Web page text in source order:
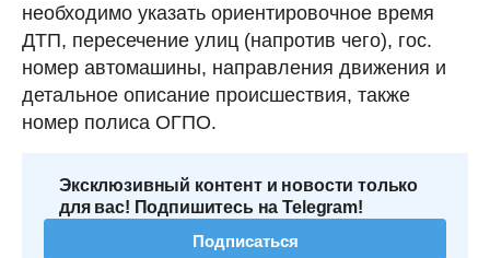
необходимо указать ориентировочное время
ДТП, пересечение улиц (напротив чего), гос.
номер автомашины, направления движения и
детальное описание происшествия, также
номер полиса ОГПО.
Эксклюзивный контент и новости только
для вас! Подпишитесь на Telegram!
Подписаться